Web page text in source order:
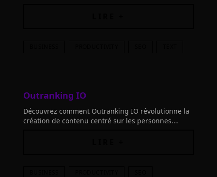
Outranking IO
Découvrez comment Outranking IO révolutionne la
création de contenu centré sur les personnes.